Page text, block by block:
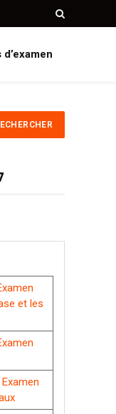
et les